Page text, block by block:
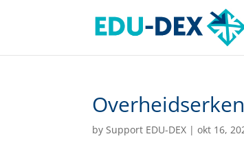
bySupport EDU-DEX |okt 16,